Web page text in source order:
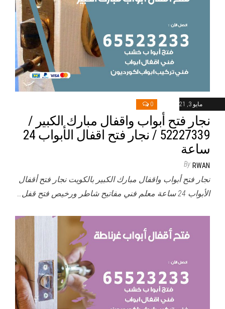
مايو 3, 2021 0
نجار فتح أبواب واقفال مبارك الكبير /
52227339 / نجار فتح اقفال الأبواب 24
ساعة
By RWAN
نجار فتح أبواب واقفال مبارك الكبير بالكويت نجار فتح أقفال
الأبواب 24 ساعة معلم فني مفاتيح شاطر ورخيص فتح قفل…